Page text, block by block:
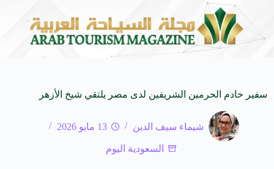
المنظمة العربية للسياحة تدعو لتخصيص خط هاتفي موحد 126 لتلقى بلاغات السائحين عند تعرضهم لأي مشاكل أثناء رحلاتهم السياحية بكافه الدول العربية
سفير خادم الحرمين الشريفين لدى مصر يلتقي شيخ الأزهر
شيماء سيف الدين 13 مايو 2026
السعودية اليوم